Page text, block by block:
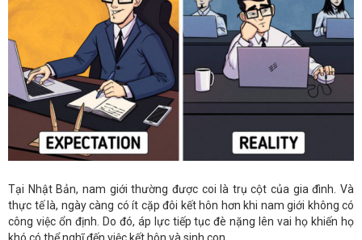
Tại Nhật Bản, nam giới thường được coi là trụ cột của gia đình. Và
thực tế là, ngày càng có ít cặp đôi kết hôn hơn khi nam giới không có
công việc ổn định. Do đó, áp lực tiếp tục đè nặng lên vai họ khiến họ
khó có thể nghĩ đến việc kết hôn và sinh con.